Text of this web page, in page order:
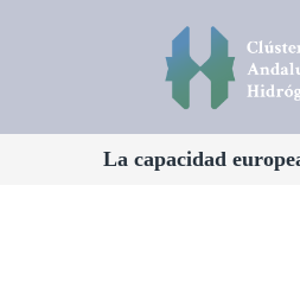
La capacidad